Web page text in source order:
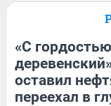
«С
оставил
переехал в